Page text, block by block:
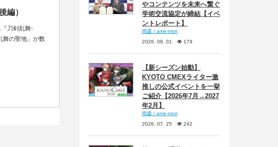
編）
刀剣乱舞-
舞の聖地」が数
やコンテンツを未来へ繋ぐ
学術交流協定が締結【イベ
ントレポート】
雨森 / ame-mori
2026. 08. 01
179
【新シーズン始動】
KYOTO CMEXライター激
推しの公式イベントを一挙
ご紹介【2026年7月→2027
年2月】
雨森 / ame-mori
2026. 07. 25
242